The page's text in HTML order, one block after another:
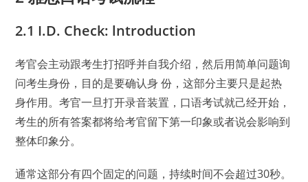
2.1 I.D. Check: lntroduction
考官会主动跟考生打招呼并自我介绍，然后用简单问题询
问考生身份，目的是要确认身 份，这部分主要只是起热
身作用。考官一旦打开录音装置，口语考试就己经开始，
考生的所有答案都将给考官留下第一印象或者说会影响到
整体印象分。
通常这部分有四个固定的问题，持续时间不会超过30秒。